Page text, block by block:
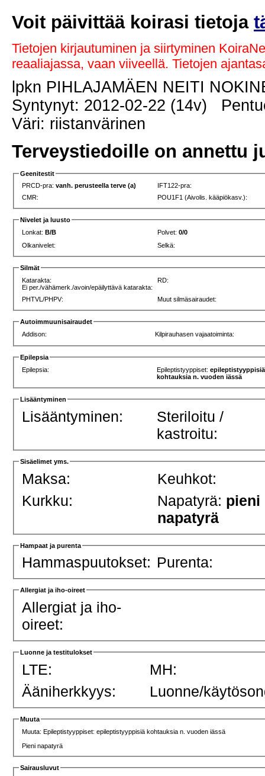
Voit päivittää koirasi tietoja
Tietojen kirjautuminen ja siirtyminen
reaaliajassa, vaan viiveellä. Tietojen
lpkn PIHLAJAMÄEN NEITI
Syntynyt: 2012-02-22 (14v)
Väri: riistanvärinen
Terveystiedoille on annettu
Geenitestit
PRCD-pra:vanh. perusteella terve (a)
IFT122-pra:
CMR:
POU1F1 (Aivolis. kääpiökasv.):
Nivelet ja luusto
Lonkat:B/B Polvet:0/0
Olkanivelet:
Selkä:
Silmät
Katarakta:
Ei per./vähämerk./avoin/epäilyttävä katarakta:
RD:
PHTVL/PHPV: Muut silmäsairaudet:
Autoimmuunisairaudet
Addison:
Kilpirauhasen vajaatoiminta:
Epilepsia
Epilepsia:
Epileptistyyppiset:epileptistyyppisiä
kohtauksia n. vuoden iässä
Lisääntyminen
Lisääntyminen:
Steriloitu /
kastroitu:
Sisäelimet yms.
Maksa:
Keuhkot:
Kurkku:
Napatyrä: pieni
napatyrä
Hampaat ja purenta
Hammaspuutokset: Purenta:
Allergiat ja iho-oireet
Allergiat ja iho-
oireet:
Luonne ja testitulokset
LTE:
MH:
Ääniherkkyys:
Luonne/
Muuta
Muuta: Epileptistyyppiset: epileptistyyppisiä kohtauksia n. vuoden iässä
Pieni napatyrä
Sairausluvut